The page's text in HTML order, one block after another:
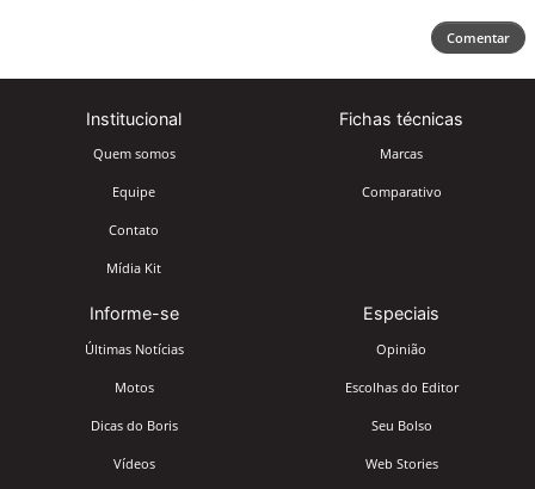
Comentar
Institucional
Quem somos
Equipe
Contato
Mídia Kit
Fichas técnicas
Marcas
Comparativo
Informe-se
Últimas Notícias
Motos
Dicas do Boris
Vídeos
Especiais
Opinião
Escolhas do Editor
Seu Bolso
Web Stories